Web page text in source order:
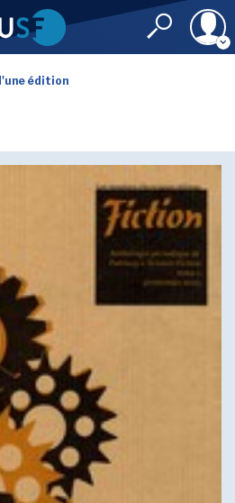
Mot de passe
Rester
CONNEXION
J'ai oublié mon
2025
2026
WONDER
édition